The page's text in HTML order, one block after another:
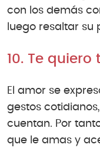
con los demás
luego resaltar su
10. Te
El amor se
gestos
cuentan. Por
que le amas y